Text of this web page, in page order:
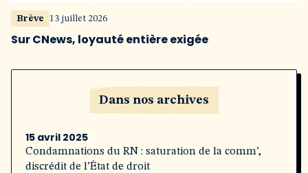
Brève 13 juillet 2026
Sur CNews, loyauté entière exigée
Dans nos archives
15 avril 2025
Condamnations du RN : saturation de la comm’,
discrédit de l’État de droit